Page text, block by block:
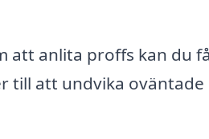
att anlita proffs kan du
till att undvika